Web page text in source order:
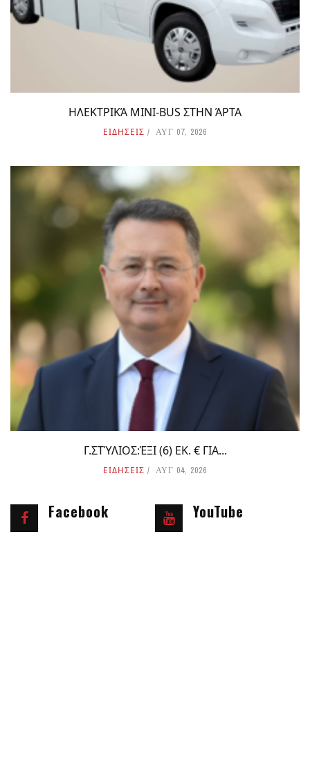
ΗΛΕΚΤΡΙΚΆ MINI-BUS ΣΤΗΝ ΆΡΤΑ
ΕΙΔΗΣΕΙΣ ΑΥΓ 07, 2026
Γ.ΣΤΎΛΙΟΣ:ΈΞΙ (6) ΕΚ. € ΓΙΑ...
ΕΙΔΗΣΕΙΣ ΑΥΓ 04, 2026
Facebook YouTube